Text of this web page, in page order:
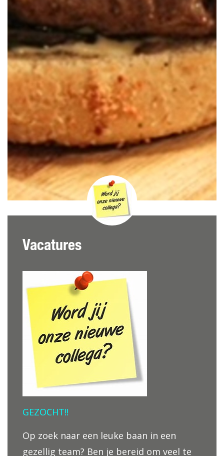
Vacatures
GEZOCHT!!
Op zoek naar een leuke baan in een
gezellig team? Ben je bereid om veel te